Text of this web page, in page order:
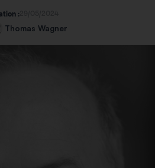
:29/05/2024
Thomas Wagner